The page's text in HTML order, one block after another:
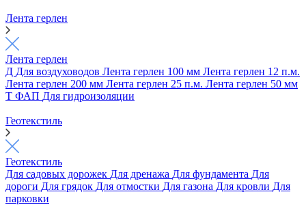
Лента герлен
Лента герлен
Д Для воздуховодов Лента герлен 100 мм Лента герлен 12 п.м.
Лента герлен 200 мм Лента герлен 25 п.м. Лента герлен 50 мм
Т ФАП Для гидроизоляции
Геотекстиль
Геотекстиль
Для садовых дорожек Для дренажа Для фундамента Для
дороги Для грядок Для отмостки Для газона Для кровли Для
парковки